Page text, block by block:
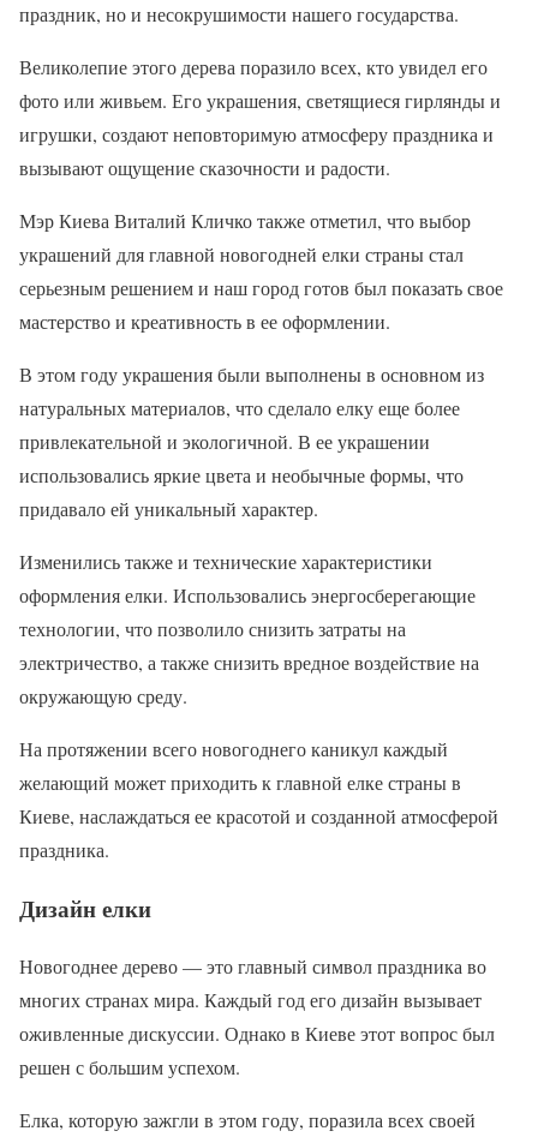
праздник, но и несокрушимости нашего государства.
Великолепие этого дерева поразило всех, кто увидел его
фото или живьем. Его украшения, светящиеся гирлянды и
игрушки, создают неповторимую атмосферу праздника и
вызывают ощущение сказочности и радости.
Мэр Киева Виталий Кличко также отметил, что выбор
украшений для главной новогодней елки страны стал
серьезным решением и наш город готов был показать свое
мастерство и креативность в ее оформлении.
В этом году украшения были выполнены в основном из
натуральных материалов, что сделало елку еще более
привлекательной и экологичной. В ее украшении
использовались яркие цвета и необычные формы, что
придавало ей уникальный характер.
Изменились также и технические характеристики
оформления елки. Использовались энергосберегающие
технологии, что позволило снизить затраты на
электричество, а также снизить вредное воздействие на
окружающую среду.
На протяжении всего новогоднего каникул каждый
желающий может приходить к главной елке страны в
Киеве, наслаждаться ее красотой и созданной атмосферой
праздника.
Дизайн елки
Новогоднее дерево — это главный символ праздника во
многих странах мира. Каждый год его дизайн вызывает
оживленные дискуссии. Однако в Киеве этот вопрос был
решен с большим успехом.
Елка, которую зажгли в этом году, поразила всех своей